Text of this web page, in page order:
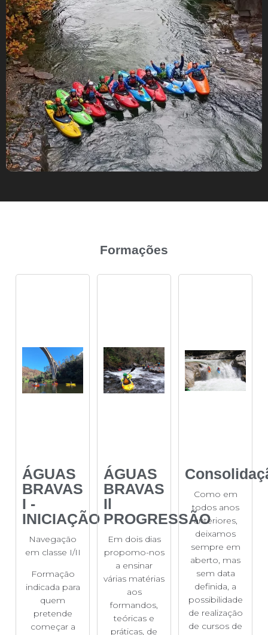
Formações
ÁGUAS
BRAVAS
I -
INICIAÇÃO
Navegação
em classe I/II
Formação
indicada para
quem
pretende
começar a
ÁGUAS
BRAVAS
Il
PROGRESSÃO
Em dois dias
propomo-nos
a ensinar
várias matérias
aos
formandos,
teóricas e
práticas, de
Como em
todos anos
anteriores,
deixamos
sempre em
aberto, mas
sem data
definida, a
possibilidade
de realização
de cursos de